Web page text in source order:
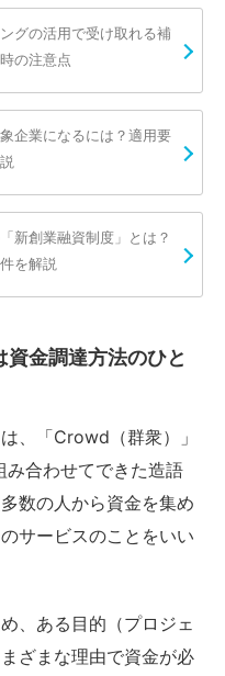
グの活用で受け取れる補
の注意点
企業になるには？適用要
新創業融資制度」とは？
を解説
金調達方法のひと
、「Crowd（群衆）」
合わせてできた造語
数の人から資金を集め
サービスのことをいい
、ある目的（プロジェ
ざまな理由で資金が必